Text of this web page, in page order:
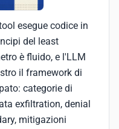
esegue codice in
del least
è fluido, e l'LLM
il framework di
categorie di
exfiltration, denial
mitigazioni